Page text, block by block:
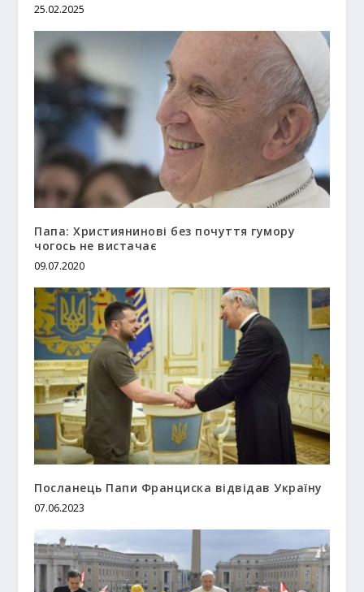
25.02.2025
Папа: Християнинові без почуття гумору
чогось не вистачає
09.07.2020
Посланець Папи Франциска відвідав Україну
07.06.2023